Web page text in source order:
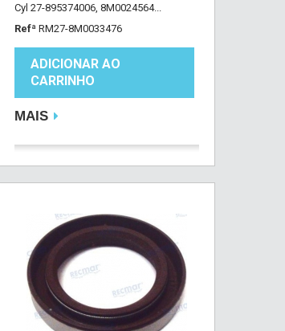
Cyl 27-895374006, 8M0024564...
Refª RM27-8M0033476
ADICIONAR AO
CARRINHO
MAIS